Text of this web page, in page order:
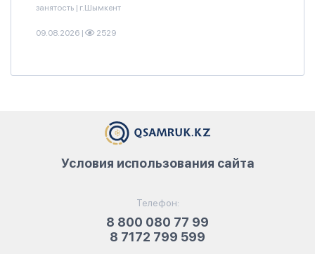
занятость | г.Шымкент
09.08.2026 | 2529
Телефон:
8 800 080 77 99
8 7172 799 599
Условия использования сайта